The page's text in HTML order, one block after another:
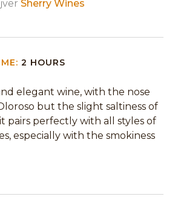
Sherry Wines
2 HOURS
elegant wine, with the nose
but the slight saltiness of
pairs perfectly with all styles of
especially with the smokiness